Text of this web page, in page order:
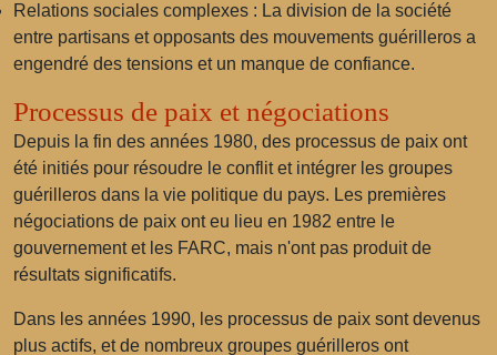
Relations sociales complexes : La division de la société
entre partisans et opposants des mouvements guérilleros a
engendré des tensions et un manque de confiance.
Processus de paix et négociations
Depuis la fin des années 1980, des processus de paix ont
été initiés pour résoudre le conflit et intégrer les groupes
guérilleros dans la vie politique du pays. Les premières
négociations de paix ont eu lieu en 1982 entre le
gouvernement et les FARC, mais n'ont pas produit de
résultats significatifs.
Dans les années 1990, les processus de paix sont devenus
plus actifs, et de nombreux groupes guérilleros ont